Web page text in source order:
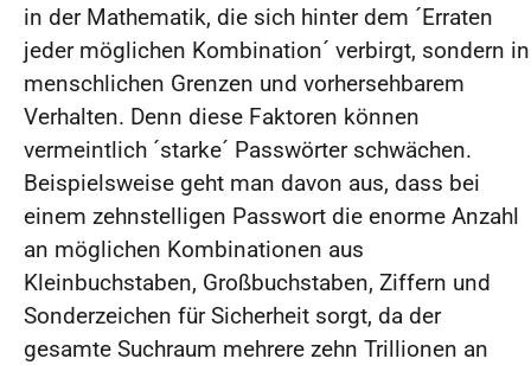
in der Mathematik, die sich hinter dem ´Erraten
jeder möglichen Kombination´ verbirgt, sondern in
menschlichen Grenzen und vorhersehbarem
Verhalten. Denn diese Faktoren können
vermeintlich ´starke´ Passwörter schwächen.
Beispielsweise geht man davon aus, dass bei
einem zehnstelligen Passwort die enorme Anzahl
an möglichen Kombinationen aus
Kleinbuchstaben, Großbuchstaben, Ziffern und
Sonderzeichen für Sicherheit sorgt, da der
gesamte Suchraum mehrere zehn Trillionen an